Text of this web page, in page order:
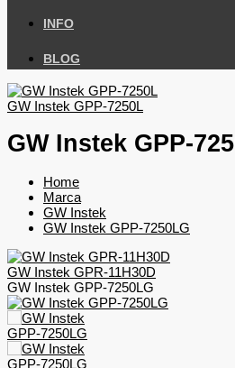
INFO
BLOG
GW Instek GPP-7250L
GW Instek GPP-
Home
Marca
GW Instek
GW Instek GPP-7250LG
GW Instek GPR-11H30D
GW Instek GPP-7250LG